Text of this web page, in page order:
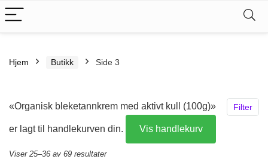
Hjem Butikk Side 3
Filter
«Organisk bleketannkrem med aktivt kull (100g)»
er lagt til handlekurven din. Vis handlekurv
Viser 25–36 av 69 resultaterSortert